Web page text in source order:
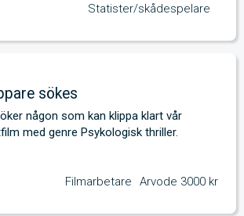
Statister/skådespelare
sökes
någon som kan klippa klart vår
med genre Psykologisk thriller.
Filmarbetare Arvode 3000 kr